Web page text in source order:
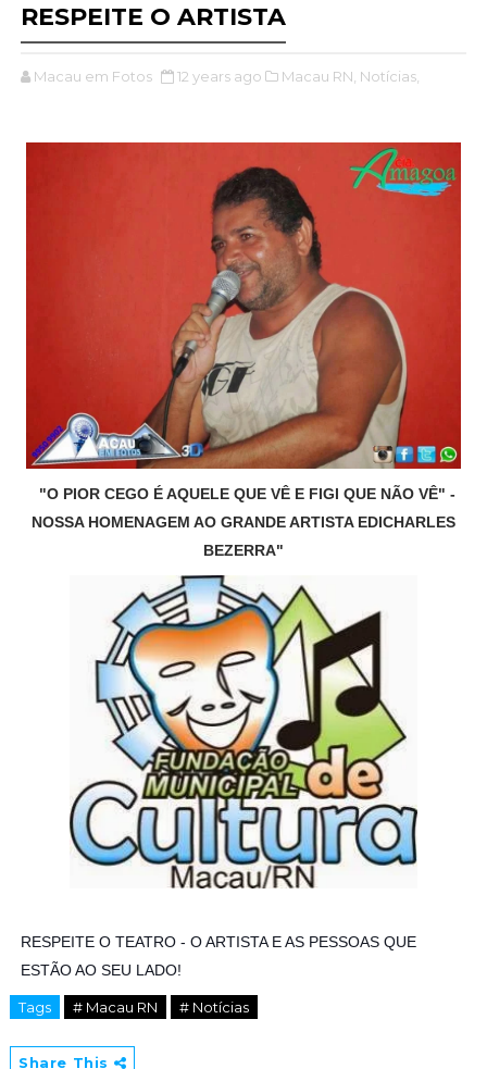
RESPEITE O ARTISTA
Macau em Fotos 12 years ago Macau RN, Notícias,
"O PIOR CEGO É AQUELE QUE VÊ E FIGI QUE NÃO VÊ" -
NOSSA HOMENAGEM AO GRANDE ARTISTA EDICHARLES
BEZERRA"
RESPEITE O TEATRO - O ARTISTA E AS PESSOAS QUE
ESTÃO AO SEU LADO!
Tags # Macau RN # Notícias
Share This